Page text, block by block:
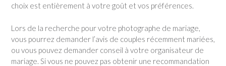
choix est entièrement à votre goût et vos préférences.
Lors de la recherche pour votre photographe de mariage,
vous pourrez demander l’avis de couples récemment mariées,
ou vous pouvez demander conseil à votre organisateur de
mariage. Si vous ne pouvez pas obtenir une recommandation